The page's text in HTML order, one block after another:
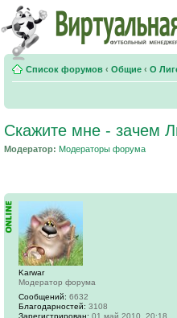
Список форумов ‹ Общие ‹ О
Скажите мне - зачем
Модератор: Модераторы форума
Karwar
Модератор форума
Сообщений: 6632
Благодарностей: 3108
Зарегистрирован: 01 май 2010, 20:18